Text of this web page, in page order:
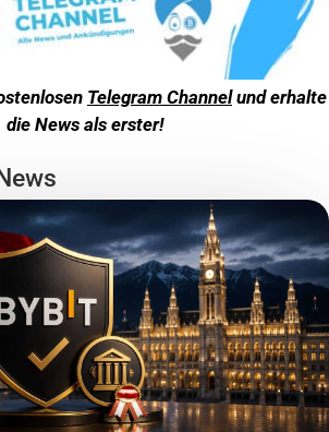
Telegram Channelund erhalte
die News als erster!